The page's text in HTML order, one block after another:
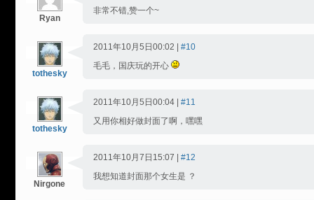
Ryan
非常不错,赞一个~
tothesky
2011年10月5日00:02 | #10
毛毛，国庆玩的开心
tothesky
2011年10月5日00:04 | #11
又用你相好做封面了啊，嘿嘿
Nirgone
2011年10月7日15:07 | #12
我想知道封面那个女生是 ？